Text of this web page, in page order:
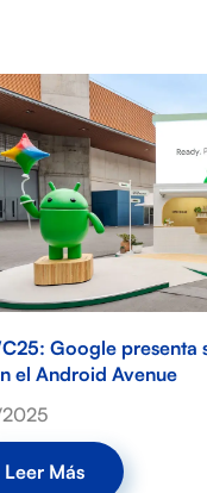
Google presenta
el Android Avenue
Leer Más